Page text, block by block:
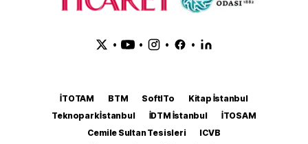
• • • •
İTOTAM BTM SoftITo
Kitap İstanbul
Teknopark İstanbul
İDTM İstanbul
İTOSAM
Cemile Sultan Tesisleri
ICVB